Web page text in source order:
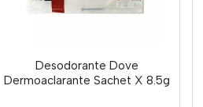
Desodorante Dove
Dermoaclarante Sachet X 8.5g